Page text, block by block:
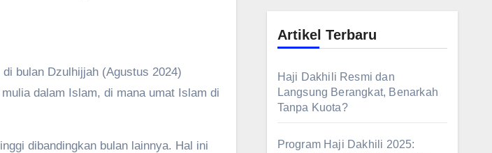
dalam Islam, di mana umat Islam di
dibandingkan bulan lainnya. Hal ini
Artikel Terbaru
Haji Dakhili Resmi dan
Langsung Berangkat, Benarkah
Tanpa Kuota?
Program Haji Dakhili 2025: